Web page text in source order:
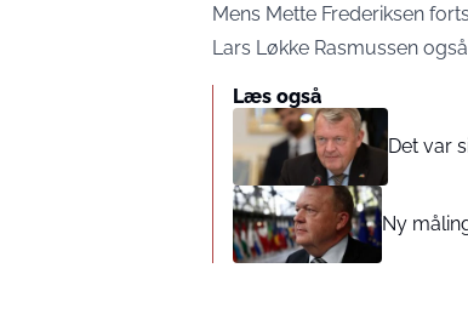
Mens Mette Frederiksen
Lars Løkke Rasmussen
Læs også
Det var
Ny